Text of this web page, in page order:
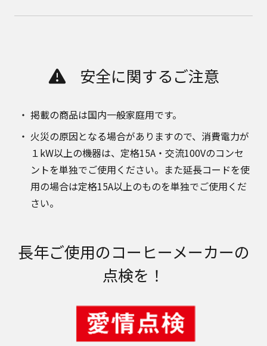
安全に関するご注意
掲載の商品は国内一般家庭用です。
火災の原因となる場合がありますので、消費電力が
１kW以上の機器は、定格15A・交流100Vのコンセ
ントを単独でご使用ください。また延長コードを使
用の場合は定格15A以上のものを単独でご使用くだ
さい。
長年ご使用のコーヒーメーカーの
点検を！